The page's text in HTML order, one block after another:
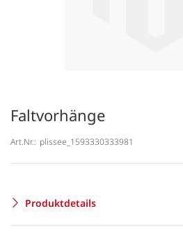
Faltvorhänge
Art.Nr.: plissee_1593330333981
Produktdetails